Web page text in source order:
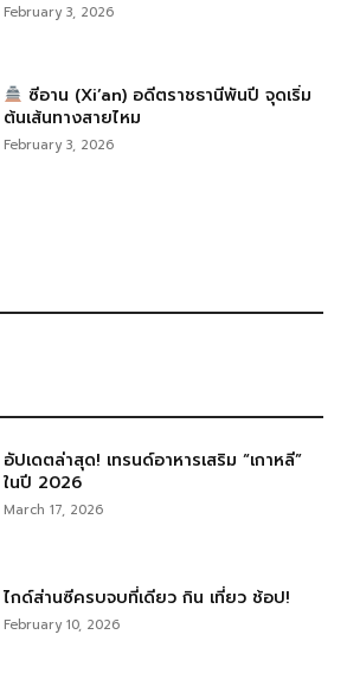
February 3, 2026
ซีอาน (Xi’an) อดีตราชธานีพันปี จุดเริ่ม
ต้นเส้นทางสายไหม
February 3, 2026
อัปเดตล่าสุด! เทรนด์อาหารเสริม “เกาหลี”
ในปี 2026
March 17, 2026
ไกด์ส่านซีครบจบที่เดียว กิน เที่ยว ช้อป!
February 10, 2026